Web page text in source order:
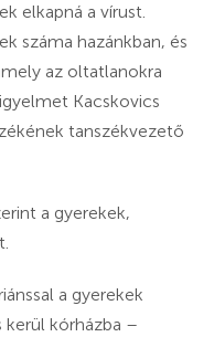
elkapná a vírust.
száma hazánkban, és
az oltatlanokra
Kacskovics
tanszékvezető
a gyerekek,
a gyerekek
kerül kórházba –